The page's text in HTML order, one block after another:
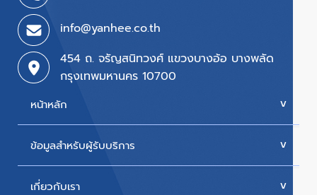
info@yanhee.co.th
454 ถ. จรัญสนิทวงศ์ แขวงบางอ้อ บางพลัด
กรุงเทพมหานคร 10700
หน้าหลัก
บริการของเรา
ข้อมูลสำหรับผู้รับบริการ
นัดหมายแพทย์
เกี่ยวกับเรา